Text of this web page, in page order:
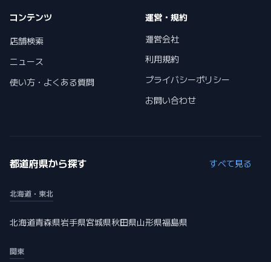
コンテンツ
店舗検索
ニュース
使い方・よくある質問
運営・規約
運営会社
利用規約
プライバシーポリシー
お問い合わせ
都道府県から探す すべて見る
北海道・東北
北海道青森県岩手県宮城県秋田県山形県福島県
関東